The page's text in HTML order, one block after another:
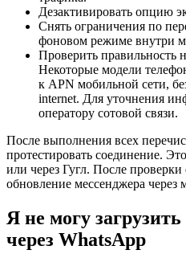
Дезактивировать опцию
Снять ограничения по
фоновом режиме внутри
Проверить правильность
Некоторые модели
к APN мобильной сети,
internet. Для уточнения
оператору сотовой связи.
После выполнения всех
протестировать соединение.
или через Гугл. После проверки
обновление мессенджера через
Я не могу
через WhatsApp